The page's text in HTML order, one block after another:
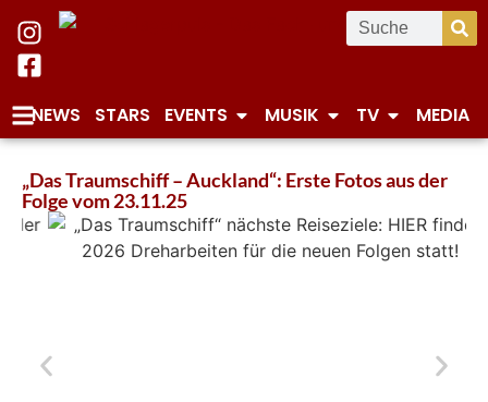
NEWS STARS EVENTS MUSIK TV MEDIA
„Das Traumschiff – Auckland“: Erste Fotos aus der
Folge vom 23.11.25